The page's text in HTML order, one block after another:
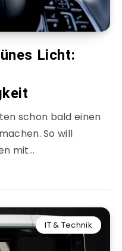
Licht:
schon bald einen
So will
mit…
IT & Technik